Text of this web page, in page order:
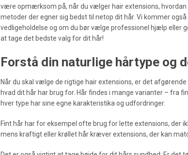
være opmærksom på, når du vælger hair extensions,
metoder der egner sig bedst til netop dit hår. Vi kommer
vedligeholdelse og om du bør vælge professionel hjælp eller
at tage det bedste valg for dit hår!
Forstå din naturlige hårtype og
Når du skal vælge de rigtige hair extensions, er det
hvad dit hår har brug for. Hår findes i mange varianter – fra
hver type har sine egne karakteristika og udfordringer.
Fint hår har for eksempel ofte brug for lette extensions, der
mens kraftigt eller krøllet hår kræver extensions, der kan